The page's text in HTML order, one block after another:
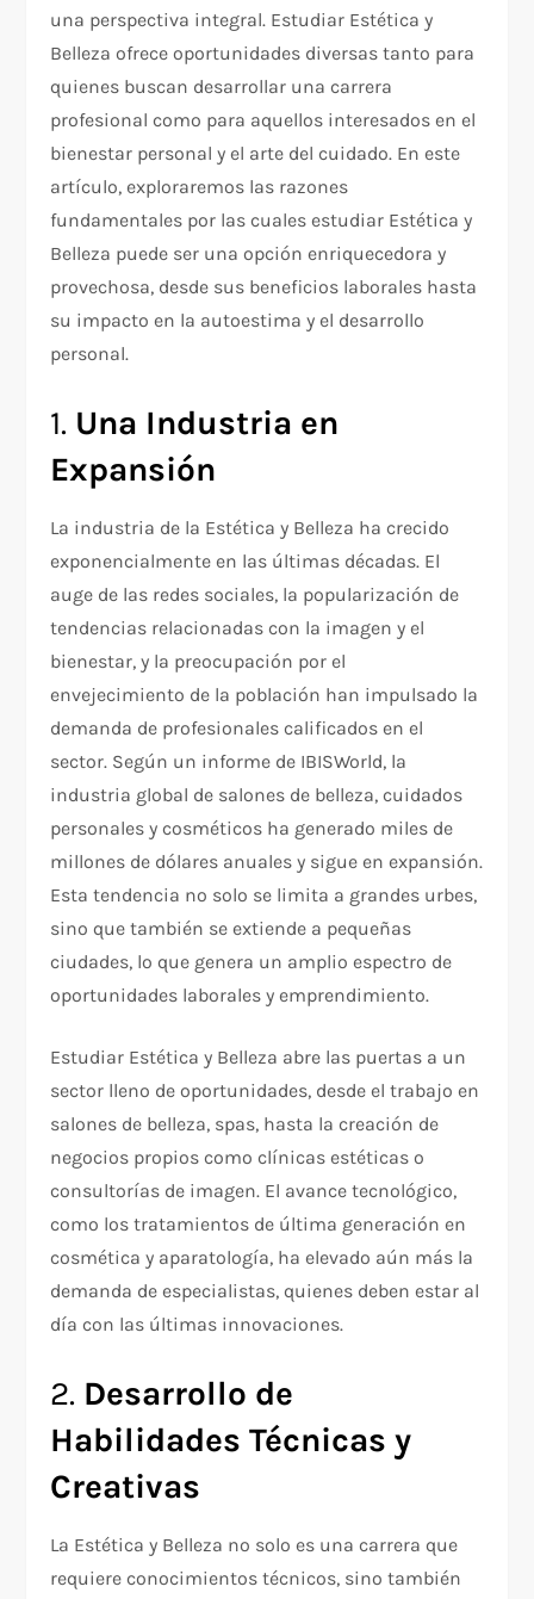
una perspectiva integral. Estudiar Estética y
Belleza ofrece oportunidades diversas tanto para
quienes buscan desarrollar una carrera
profesional como para aquellos interesados en el
bienestar personal y el arte del cuidado. En este
artículo, exploraremos las razones
fundamentales por las cuales estudiar Estética y
Belleza puede ser una opción enriquecedora y
provechosa, desde sus beneficios laborales hasta
su impacto en la autoestima y el desarrollo
personal.
1. Una Industria en
Expansión
La industria de la Estética y Belleza ha crecido
exponencialmente en las últimas décadas. El
auge de las redes sociales, la popularización de
tendencias relacionadas con la imagen y el
bienestar, y la preocupación por el
envejecimiento de la población han impulsado la
demanda de profesionales calificados en el
sector. Según un informe de IBISWorld, la
industria global de salones de belleza, cuidados
personales y cosméticos ha generado miles de
millones de dólares anuales y sigue en expansión.
Esta tendencia no solo se limita a grandes urbes,
sino que también se extiende a pequeñas
ciudades, lo que genera un amplio espectro de
oportunidades laborales y emprendimiento.
Estudiar Estética y Belleza abre las puertas a un
sector lleno de oportunidades, desde el trabajo en
salones de belleza, spas, hasta la creación de
negocios propios como clínicas estéticas o
consultorías de imagen. El avance tecnológico,
como los tratamientos de última generación en
cosmética y aparatología, ha elevado aún más la
demanda de especialistas, quienes deben estar al
día con las últimas innovaciones.
2. Desarrollo de
Habilidades Técnicas y
Creativas
La Estética y Belleza no solo es una carrera que
requiere conocimientos técnicos, sino también